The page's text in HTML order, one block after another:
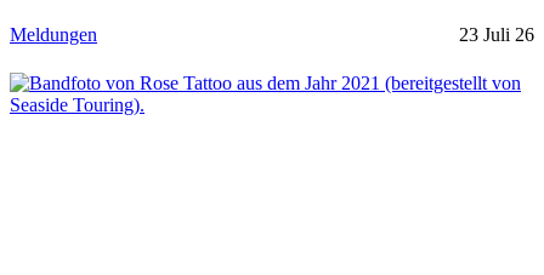
Meldungen 23 Juli 26